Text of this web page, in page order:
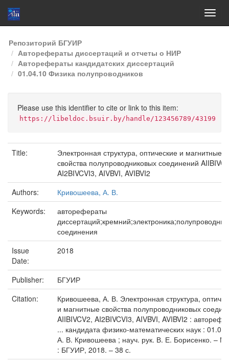
Skip
navigation
Репозиторий БГУИР
Авторефераты диссертаций и отчеты о НИР
Авторефераты кандидатских диссертаций
01.04.10 Физика полупроводников
Please use this identifier to cite or link to this item:
https://libeldoc.bsuir.by/handle/123456789/43199
Title:
Электронная структура, оптические и магнитные
свойства полупроводниковых соединений
AI2BIVCVI3, AIVBVI, AVIBVI2
Authors:
Кривошеева, А. В.
Keywords:
авторефераты
соединения
Issue
Date:
2018
Publisher:
БГУИР
Citation:
Кривошеева, А. В. Электронная структура,
и магнитные свойства полупроводниковых
AIIBIVCV2, AI2BIVCVI3, AIVBVI, AVIBVI2 : автореф.
... кандидата физико-математических наук :
А. В. Кривошеева ; науч. рук. В. Е. Борисенко. –
: БГУИР, 2018. – 38 с.